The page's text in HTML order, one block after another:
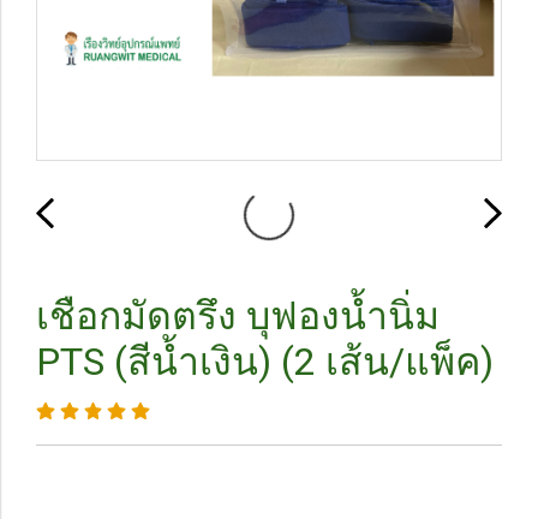
เชือกมัดตรึง บุฟองน้ำนิ่ม
PTS (สีน้ำเงิน) (2 เส้น/แพ็ค)